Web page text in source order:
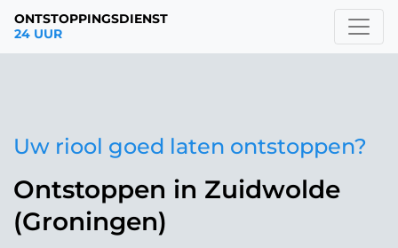
ONTSTOPPINGSDIENST
24 UUR
Uw riool goed laten ontstoppen?
Ontstoppen in Zuidwolde
(Groningen)